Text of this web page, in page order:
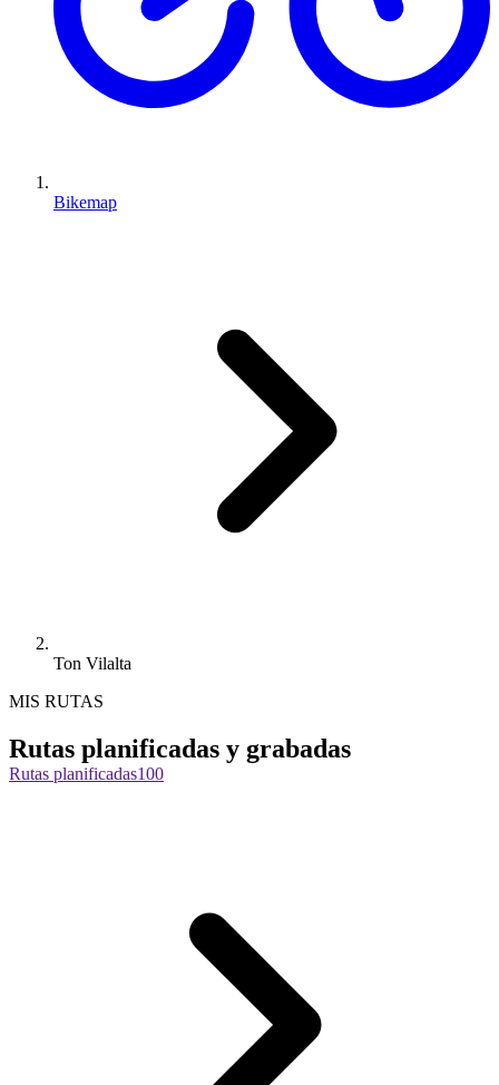
Bikemap
Ton Vilalta
MIS RUTAS
Rutas planificadas y grabadas
Rutas planificadas100